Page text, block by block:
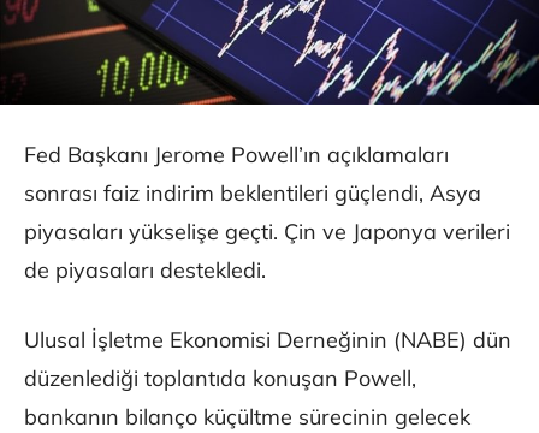
Fed Başkanı Jerome Powell’ın açıklamaları
sonrası faiz indirim beklentileri güçlendi, Asya
piyasaları yükselişe geçti. Çin ve Japonya verileri
de piyasaları destekledi.
Ulusal İşletme Ekonomisi Derneğinin (NABE) dün
düzenlediği toplantıda konuşan Powell,
bankanın bilanço küçültme sürecinin gelecek